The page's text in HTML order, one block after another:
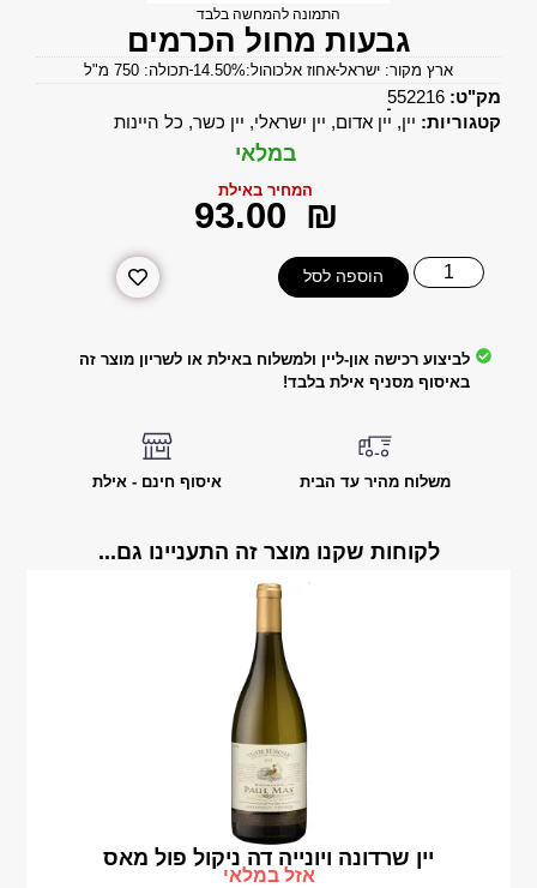
התמונה להמחשה בלבד
גבעות מחול הכרמים
ארץ מקור: ישראל אחוז אלכוהול:14.50% תכולה: 750 מ"ל
מק"ט:552216
קטגוריות: יין, יין אדום, יין ישראלי, יין כשר, כל היינות
במלאי
המחיר באילת
‎93.00 ₪
הוספה לסל
לביצוע רכישה און-ליין ולמשלוח באילת או לשריון מוצר זה
באיסוף מסניף אילת בלבד!
משלוח מהיר עד הבית איסוף חינם - אילת
לקוחות שקנו מוצר זה התעניינו גם...
יין שרדונה ויונייה דה ניקול פול מאס
אזל במלאי